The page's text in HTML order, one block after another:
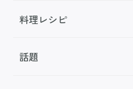
料理レシピ
話題